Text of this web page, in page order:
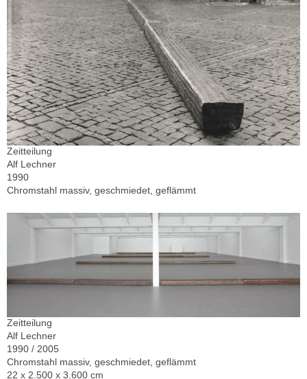
Zeitteilung
Alf Lechner
1990
Chromstahl massiv, geschmiedet, geflämmt
Zeitteilung
Alf Lechner
1990 / 2005
Chromstahl massiv, geschmiedet, geflämmt
22 x 2.500 x 3.600 cm